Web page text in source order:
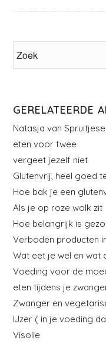
GERELATEERDE
Natasja van
eten voor twee
vergeet jezelf niet
Glutenvrij, heel goed
Hoe bak je een
Als je op roze wolk zit
Hoe belangrijk is
Verboden producten
Wat eet je wel en wat
Voeding voor de
eten tijdens je
Zwanger en
IJzer ( in je voeding
Visolie